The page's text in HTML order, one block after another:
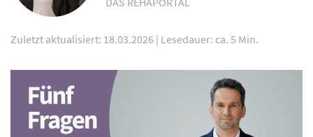
Zuletzt aktualisiert: 18.03.2026 | Lesedauer: ca. 5 Min.